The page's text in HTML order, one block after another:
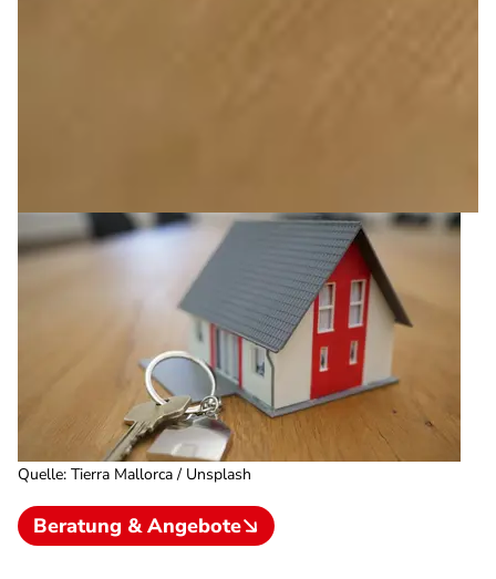
Quelle: Tierra Mallorca / Unsplash
Beratung & Angebote